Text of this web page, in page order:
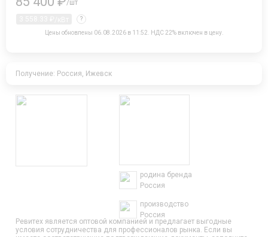
/шт
?
Цены обновлены 06.08.2026 в 11:52. НДС 22% включен в цену.
Получение: Россия, Ижевск
родина бренда
Россия
производство
Россия
Ревитех является оптовой компанией и предлагает выгодные
условия сотрудничества для профессионалов рынка. Если вы